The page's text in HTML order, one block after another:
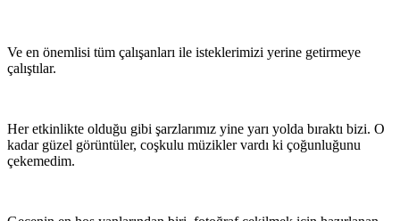
Ve en önemlisi tüm çalışanları ile isteklerimizi yerine getirmeye
çalıştılar.
Her etkinlikte olduğu gibi şarzlarımız yine yarı yolda bıraktı bizi. O
kadar güzel görüntüler, coşkulu müzikler vardı ki çoğunluğunu
çekemedim.